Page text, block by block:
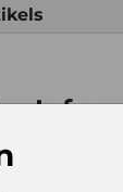
(VE)